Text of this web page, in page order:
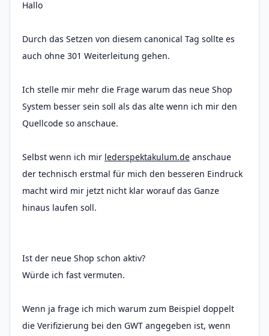
Hallo
Durch das Setzen von diesem canonical Tag sollte es
auch ohne 301 Weiterleitung gehen.
Ich stelle mir mehr die Frage warum das neue Shop
System besser sein soll als das alte wenn ich mir den
Quellcode so anschaue.
Selbst wenn ich mir lederspektakulum.de anschaue
der technisch erstmal für mich den besseren Eindruck
macht wird mir jetzt nicht klar worauf das Ganze
hinaus laufen soll.
Ist der neue Shop schon aktiv?
Würde ich fast vermuten.
Wenn ja frage ich mich warum zum Beispiel doppelt
die Verifizierung bei den GWT angegeben ist, wenn